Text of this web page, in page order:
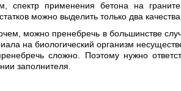
спектр применения бетона на граните
можно выделить только два
можно пренебречь в большинстве
на биологический организм
сложно. Поэтому нужно
заполнителя.